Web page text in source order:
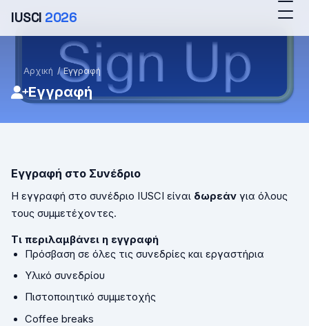
IUSCI 2026
Αρχική / Εγγραφή
Εγγραφή
Εγγραφή στο Συνέδριο
Η εγγραφή στο συνέδριο IUSCI είναι δωρεάν για όλους
τους συμμετέχοντες.
Τι περιλαμβάνει η εγγραφή
Πρόσβαση σε όλες τις συνεδρίες και εργαστήρια
Υλικό συνεδρίου
Πιστοποιητικό συμμετοχής
Coffee breaks